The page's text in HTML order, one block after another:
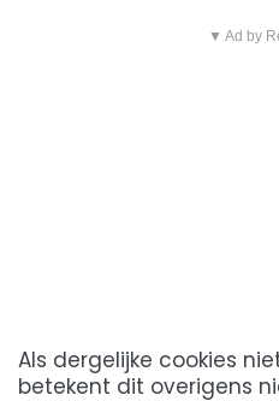
▼ Ad by
Als dergelijke cookies
betekent dit overigens